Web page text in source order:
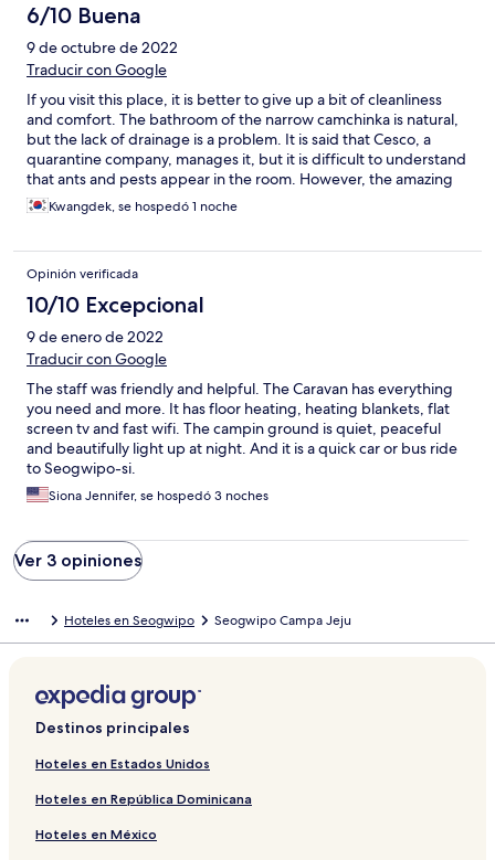
wife and son had terrible allergy flareups. We, chose to walk to
the camping bathrooms to avoid using it, and just tried to keep
the door closed as much as possible. Lastly there was an
infestation of little flies in the bathroom because of all of the
6/10 Buena
9 de octubre de 2022
Traducir con Google
If you visit this place, it is better to give up a bit of cleanliness
and comfort. The bathroom of the narrow camchinka is natural,
but the lack of drainage is a problem. It is said that Cesco, a
quarantine company, manages it, but it is difficult to understand
that ants and pests appear in the room. However, the amazing
scenery of Hallasan Mountain, an accessible location, and the
price/performance ratio are very good. When making a
indicated as 4, but after making a reservation, it was also not
good that 2 people were shown as the basic number.
Kwangdek, se hospedó 1 noche
Opinión verificada
10/10 Excepcional
9 de enero de 2022
Traducir con Google
The staff was friendly and helpful. The Caravan has everything
you need and more. It has floor heating, heating blankets, flat
screen tv and fast wifi. The campin ground is quiet, peaceful
and beautifully light up at night. And it is a quick car or bus ride
to Seogwipo-si.
Siona Jennifer, se hospedó 3 noches
Ver 3 opiniones
Hoteles en Seogwipo Seogwipo Campa Jeju
Destinos principales
Hoteles en Estados Unidos
Hoteles en República Dominicana
Hoteles en México